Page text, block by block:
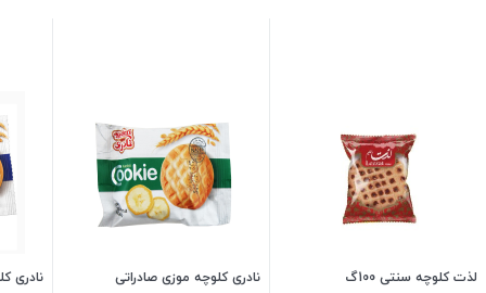
لذت کلوچه سنتی 100گ نادری کلوچه موزی صادراتی نادری